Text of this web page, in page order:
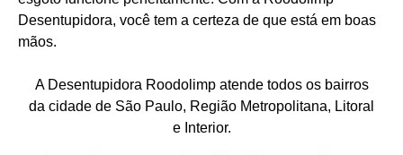
Desentupidora, você tem a certeza de que está em boas
mãos.
A Desentupidora Roodolimp atende todos os bairros
da cidade de São Paulo, Região Metropolitana, Litoral
e Interior.